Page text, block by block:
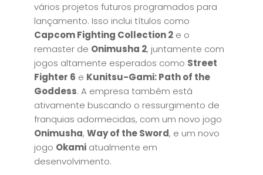
vários projetos futuros programados para
lançamento. Isso inclui títulos como
Capcom Fighting Collection 2 e o
remaster de Onimusha 2, juntamente com
jogos altamente esperados como Street
Fighter 6 e Kunitsu-Gami: Path of the
Goddess. A empresa também está
ativamente buscando o ressurgimento de
franquias adormecidas, com um novo jogo
Onimusha, Way of the Sword, e um novo
jogo Okami atualmente em
desenvolvimento.